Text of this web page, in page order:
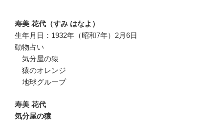
寿美 花代（すみ はなよ）
生年月日：1932年（昭和7年）2月6日
動物占い
気分屋の猿
猿のオレンジ
地球グループ
寿美 花代
気分屋の猿